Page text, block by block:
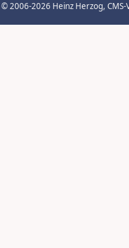
© 2006-2026 Heinz Herzog,